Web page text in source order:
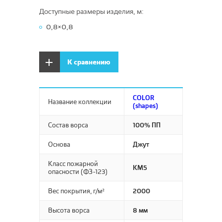
LATINO
PASTEL KIDS
Play Rugs
REGGI
Sher
TOSCANA
VEGAS KIDS
Доступные размеры изделия, м:
0,8×0,8
К сравнению
Название коллекции
COLOR
(shapes)
Состав ворса 100% ПП
Основа Джут
Класс пожарной
опасности (ФЗ-123)
КМ5
Вес покрытия, г/м² 2000
Высота ворса 8 мм